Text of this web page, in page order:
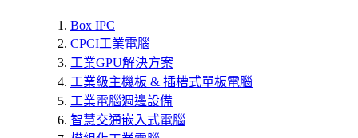
Box IPC
CPCI工業電腦
工業GPU解決方案
工業級主機板 & 插槽式單板電腦
工業電腦週邊設備
智慧交通嵌入式電腦